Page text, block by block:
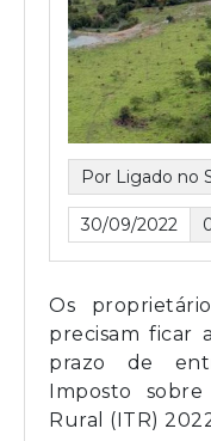
Por Ligado no
30/09/2022
Os
precisam ficar
prazo de
Imposto
Rural (ITR)